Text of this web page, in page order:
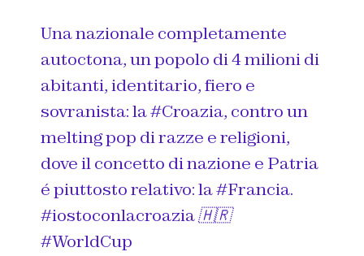
Una nazionale completamente
autoctona, un popolo di 4 milioni di
abitanti, identitario, fiero e
sovranista: la#Croazia, contro un
melting pop di razze e religioni,
dove il concetto di nazione e Patria
é piuttosto relativo: la#Francia.
#iostoconlacroazia🇭🇷
#WorldCup